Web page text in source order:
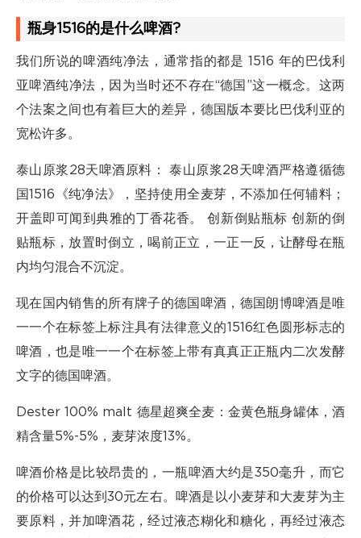
瓶身1516的是什么啤酒?
我们所说的啤酒纯净法，通常指的都是 1516 年的巴伐利
亚啤酒纯净法，因为当时还不存在“德国”这一概念。这两
个法案之间也有着巨大的差异，德国版本要比巴伐利亚的
宽松许多。
泰山原浆28天啤酒原料： 泰山原浆28天啤酒严格遵循德
国1516《纯净法》，坚持使用全麦芽，不添加任何辅料；
开盖即可闻到典雅的丁香花香。 创新倒贴瓶标 创新的倒
贴瓶标，放置时倒立，喝前正立，一正一反，让酵母在瓶
内均匀混合不沉淀。
现在国内销售的所有牌子的德国啤酒，德国朗博啤酒是唯
一一个在标签上标注具有法律意义的1516红色圆形标志的
啤酒，也是唯一一个在标签上带有真真正正瓶内二次发酵
文字的德国啤酒。
Dester 100% malt 德星超爽全麦：金黄色瓶身罐体，酒
精含量5%-5%，麦芽浓度13%。
啤酒价格是比较昂贵的，一瓶啤酒大约是350毫升，而它
的价格可以达到30元左右。啤酒是以小麦芽和大麦芽为主
要原料，并加啤酒花，经过液态糊化和糖化，再经过液态